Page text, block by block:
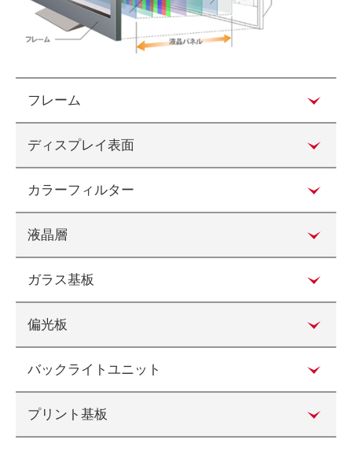
フレーム
ディスプレイ表面
カラーフィルター
液晶層
ガラス基板
偏光板
バックライトユニット
プリント基板